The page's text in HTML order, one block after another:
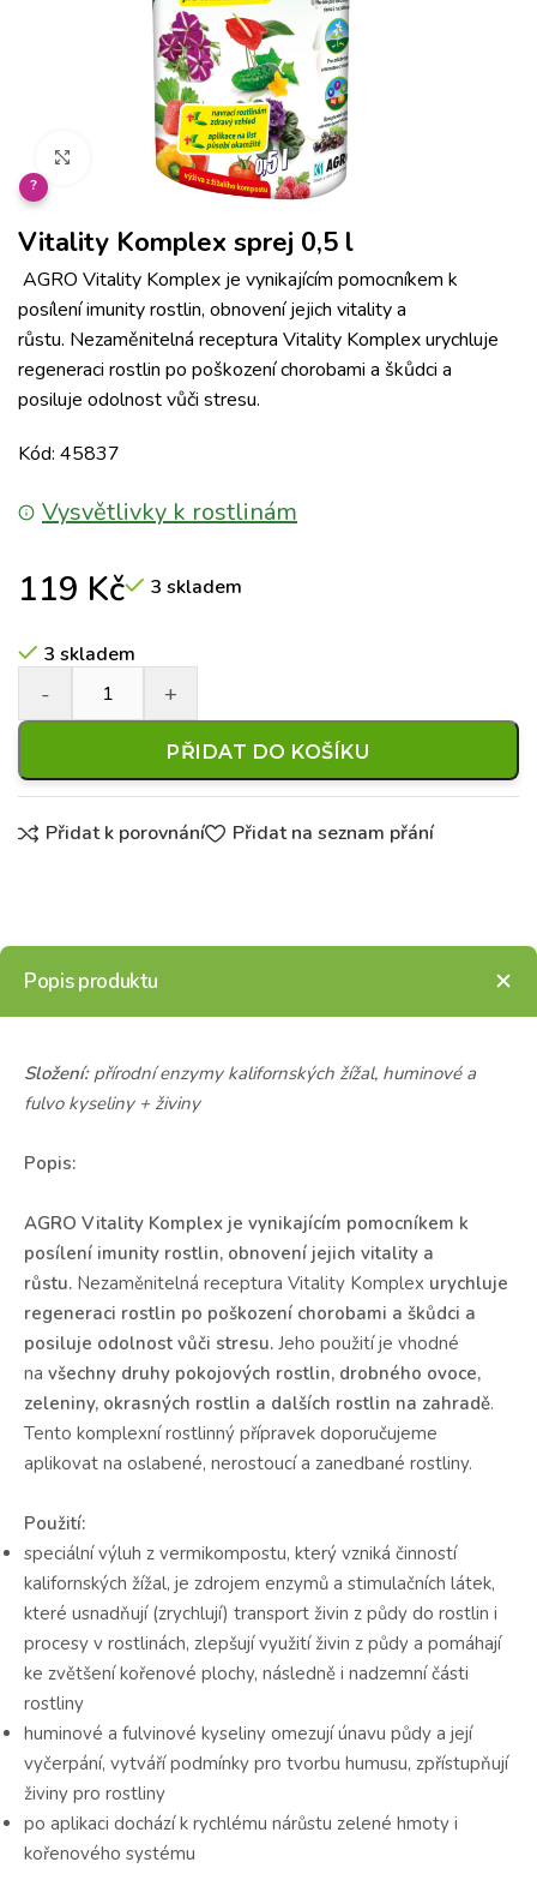
Klikněte pro zvětšení
?
Vitality Komplex sprej 0,5 l
AGRO Vitality Komplex je vynikajícím pomocníkem k
posílení imunity rostlin, obnovení jejich vitality a
růstu. Nezaměnitelná receptura Vitality Komplex urychluje
regeneraci rostlin po poškození chorobami a škůdci a
posiluje odolnost vůči stresu.
Kód: 45837
Vysvětlivky k rostlinám
119 Kč 3 skladem
3 skladem
PŘIDAT DO KOŠÍKU
Přidat k porovnání Přidat na seznam přání
Popis produktu
Složení: přírodní enzymy kalifornských žížal, huminové a
fulvo kyseliny + živiny
Popis:
AGRO Vitality Komplex je vynikajícím pomocníkem k
posílení imunity rostlin, obnovení jejich vitality a
růstu. Nezaměnitelná receptura Vitality Komplex urychluje
regeneraci rostlin po poškození chorobami a škůdci a
posiluje odolnost vůči stresu. Jeho použití je vhodné
na všechny druhy pokojových rostlin, drobného ovoce,
zeleniny, okrasných rostlin a dalších rostlin na zahradě.
Tento komplexní rostlinný přípravek doporučujeme
aplikovat na oslabené, nerostoucí a zanedbané rostliny.
Použití:
speciální výluh z vermikompostu, který vzniká činností
kalifornských žížal, je zdrojem enzymů a stimulačních látek,
které usnadňují (zrychlují) transport živin z půdy do rostlin i
procesy v rostlinách, zlepšují využití živin z půdy a pomáhají
ke zvětšení kořenové plochy, následně i nadzemní části
rostliny
huminové a fulvinové kyseliny omezují únavu půdy a její
vyčerpání, vytváří podmínky pro tvorbu humusu, zpřístupňují
živiny pro rostliny
po aplikaci dochází k rychlému nárůstu zelené hmoty i
kořenového systému